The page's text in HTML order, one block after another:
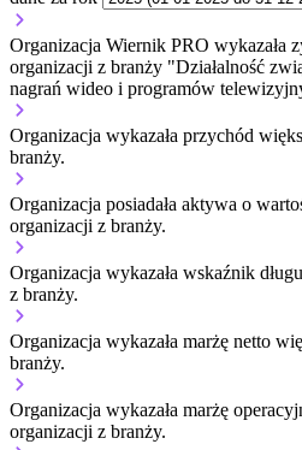
Organizacja Wiernik PRO wykazała
organizacji z branży "Działalność
nagrań wideo i programów
Organizacja wykazała przychód
branży.
Organizacja posiadała aktywa o
organizacji z branży.
Organizacja wykazała wskaźnik
z branży.
Organizacja wykazała marżę netto
branży.
Organizacja wykazała marżę
organizacji z branży.